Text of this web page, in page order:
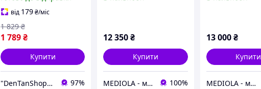
від 179₴/міс
1 789₴
1 829 ₴
Купити
"DenTanShop" Інтернет магазин 97%
12 350₴
Купити
MEDIOLA - медичні та лабораторні товари, спорт, реабілітація та контрольно-вимірювальні прилади 100%
13 000 ₴
Купити
MEDIOLA - медичні та лабораторні товари, спорт, реабілітація та контрольно-вимірювальні прилади